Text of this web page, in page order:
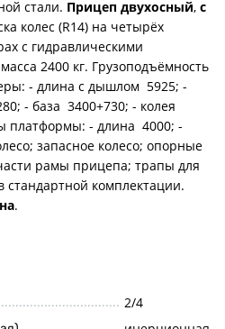
стали. Прицеп двухосный, с
колес (R14) на четырёх
с гидравлическими
2400 кг. Грузоподъёмность
- длина с дышлом 5925; -
- база 3400+730; - колея
платформы: - длина 4000; -
запасное колесо; опорные
рамы прицепа; трапы для
стандартной комплектации.
.
2/4